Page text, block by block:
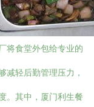
将食堂外包给专业的
减轻后勤管理压力，
。其中，厦门利生餐